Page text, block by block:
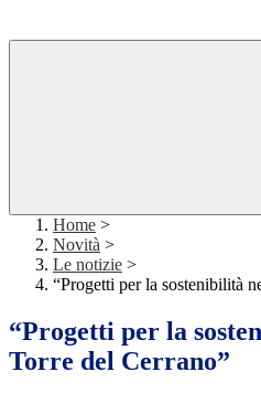
Home >
Novità >
Le notizie >
“Progetti per la sostenibilità
“Progetti per la
Torre del Cerrano”